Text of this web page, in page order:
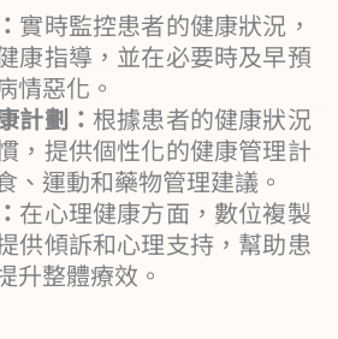
實時監控患者的健康狀況，
康指導，並在必要時及早預
情惡化。
計劃： 根據患者的健康狀況
，提供個性化的健康管理計
、運動和藥物管理建議。
在心理健康方面，數位複製
供傾訴和心理支持，幫助患
升整體療效。